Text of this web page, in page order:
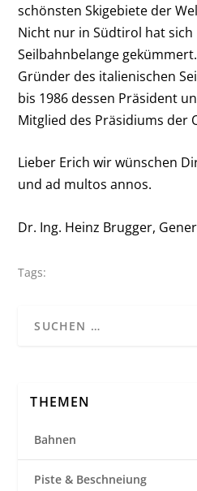
schönsten Skigebiete der
Nicht nur in Südtirol hat
Seilbahnbelange
Gründer des italienischen
bis 1986 dessen Präsident
Mitglied des Präsidiums der
Lieber Erich wir wünschen
und ad multos annos.
Dr. Ing. Heinz Brugger,
Tags:
THEMEN
Bahnen
Piste & Beschneiung